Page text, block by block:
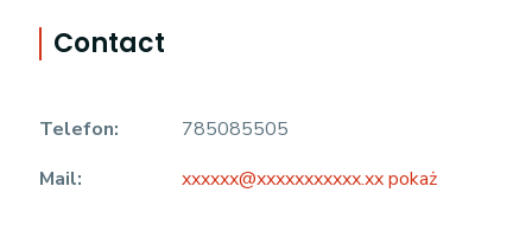
Contact
Telefon:
785085505
Mail:
xxxxxx@xxxxxxxxxxx.xx pokaż